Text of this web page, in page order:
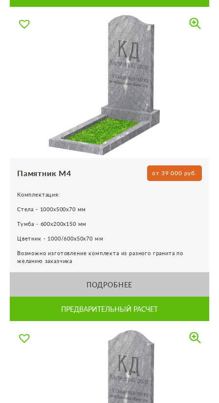
Памятник М4 от 39 000 руб.
Комплектация:
Стела - 1000х500х70 мм
Тумба - 600х200х150 мм
Цветник - 1000/600х50х70 мм
Возможно изготовление комплекта из разного гранита по
желанию заказчика
ПОДРОБНЕЕ
ПРЕДВАРИТЕЛЬНЫЙ РАСЧЕТ